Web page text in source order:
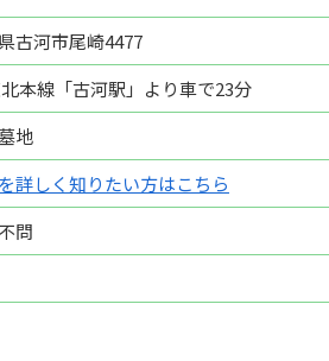
古河市尾崎4477
本線「古河駅」より車で23分
地
詳しく知りたい方はこちら
問